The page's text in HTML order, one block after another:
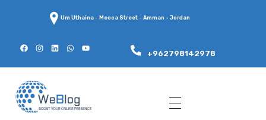
Um Uthaina - Mecca Street - Amman - Jordan
+962798142978